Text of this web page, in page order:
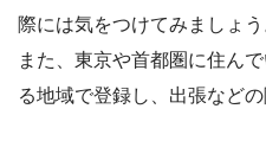
際には気をつけてみましょう
また、東京や首都圏に住ん
る地域で登録し、出張など